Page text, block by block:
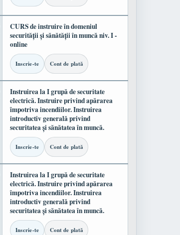
CURS de instruire în domeniul
securității și sănătății în muncă niv. I -
online
Inscrie-te Cont de plată
Instruirea la I grupă de securitate
electrică. Instruire privind apărarea
împotriva incendiilor. Instruirea
introductiv generală privind
securitatea și sănătatea în muncă.
Inscrie-te Cont de plată
Instruirea la I grupă de securitate
electrică. Instruire privind apărarea
împotriva incendiilor. Instruirea
introductiv generală privind
securitatea și sănătatea în muncă.
Inscrie-te Cont de plată